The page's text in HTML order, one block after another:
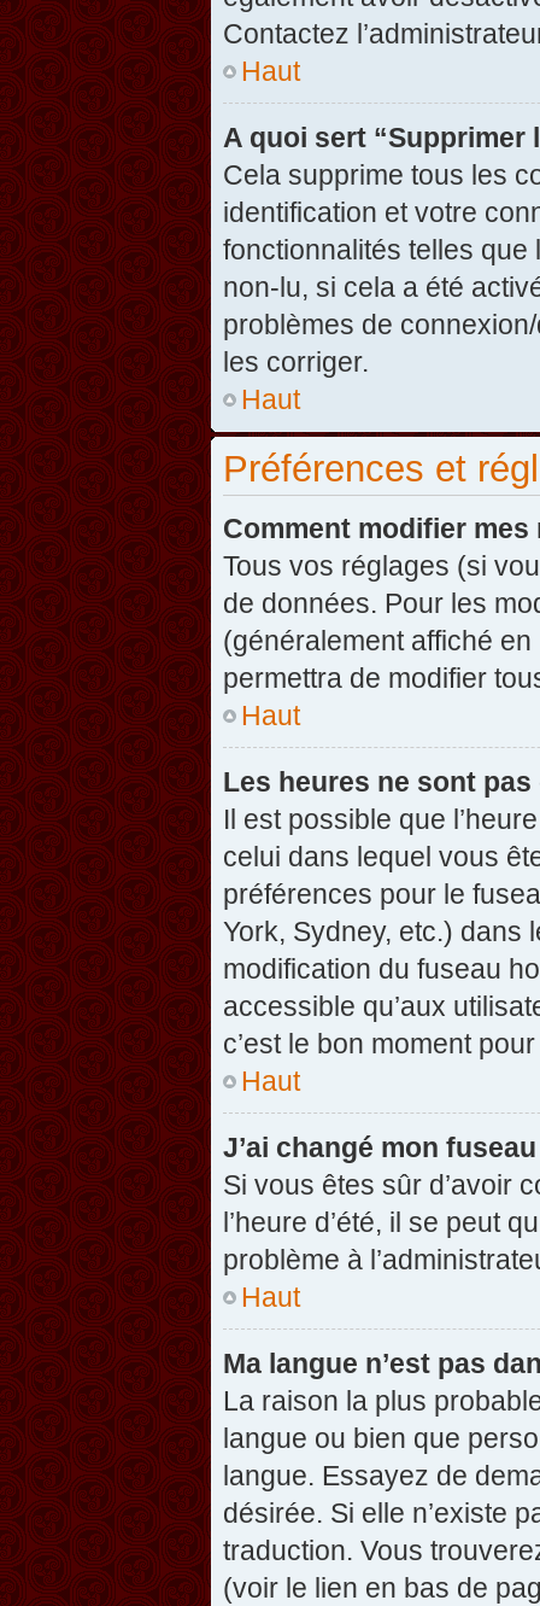
Contactez
Haut
A quoi sert “Supprimer
Cela supprime tous les
identification et votre
fonctionnalités telles que
non-lu, si cela a été
problèmes de
les corriger.
Haut
Préférences et
Comment modifier mes
Tous vos réglages (si
de données. Pour les
(généralement affiché
permettra de modifier
Haut
Les heures ne sont
Il est possible que
celui dans lequel vous
préférences pour le
York, Sydney, etc.) dans
modification du fuseau
accessible qu’aux
c’est le bon moment
Haut
J’ai changé mon
Si vous êtes sûr d’avoir
l’heure d’été, il se peut
problème à
Haut
Ma langue n’est pas
La raison la plus
langue ou bien que
langue. Essayez de
désirée. Si elle n’existe
traduction. Vous
(voir le lien en bas de